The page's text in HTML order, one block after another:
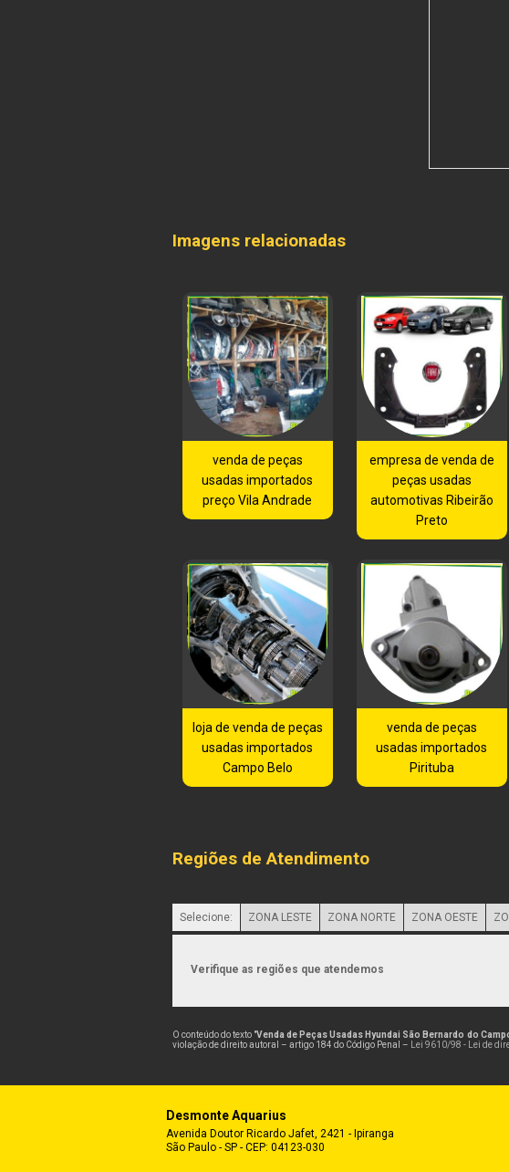
Imagens relacionadas
venda de peças
usadas importados
preço Vila Andrade
empresa de venda de
peças usadas
automotivas Ribeirão
Preto
loja de venda de peças
usadas importados
Campo Belo
venda de peças
usadas importados
Pirituba
Regiões de Atendimento
Selecione: ZONA LESTE ZONA NORTE ZONA OESTE
Verifique as regiões que atendemos
O conteúdo do texto "Venda de Peças Usadas Hyundai São Bernardo do
violação de direito autoral – artigo 184 do Código Penal –
Lei 9610/98 - Lei de
Desmonte Aquarius
Avenida Doutor Ricardo Jafet, 2421 - Ipiranga
São Paulo - SP - CEP: 04123-030